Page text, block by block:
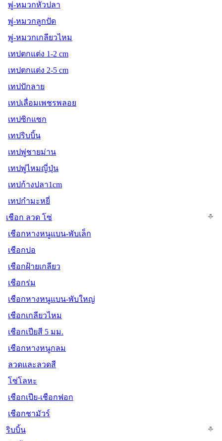
พู่-หมวกหัวปลา
พู่-หมวกลูกปัด
พู่-หมวกเกลียวไหม
เทปตกแต่ง 1-2 cm
เทปตกแต่ง 2-5 cm
เทปปักลาย
เทปเลื่อมเพชรพลอย
เทปซิกแซก
เทปริบบิ้น
เทปพู่ชายม่าน
เทปพู่ไหมญี่ปุ่น
เทปก้างปลา1cm
เทปกำมะหยี่
เชือก ลวด โซ่
เชือกหางหนูแบน-พับเล็ก
เชือกปอ
เชือกฝ้ายเกลียว
เชือกร่ม
เชือกหางหนูแบน-พับใหญ่
เชือกเกลียวไหม
เชือกเปียสี 5 มม.
เชือกหางหนูกลม
ลวดและลวดสี
โซ่โลหะ
เชือกเปีย-เชือกฟอก
เชือกชามัวร์
ริบบิ้น